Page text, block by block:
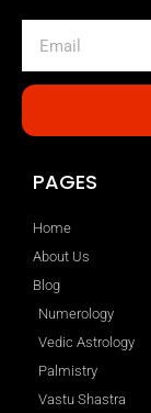
PAGES
Home
About Us
Blog
Numerology
Vedic Astrology
Palmistry
Vastu Shastra